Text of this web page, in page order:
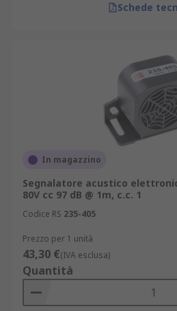
Schede
In magazzino
Segnalatore acustico
80V cc 97 dB @ 1m, c.c. 1
Codice RS 235-405
Prezzo per 1 unità
43,30 €(IVA esclusa)
Quantità